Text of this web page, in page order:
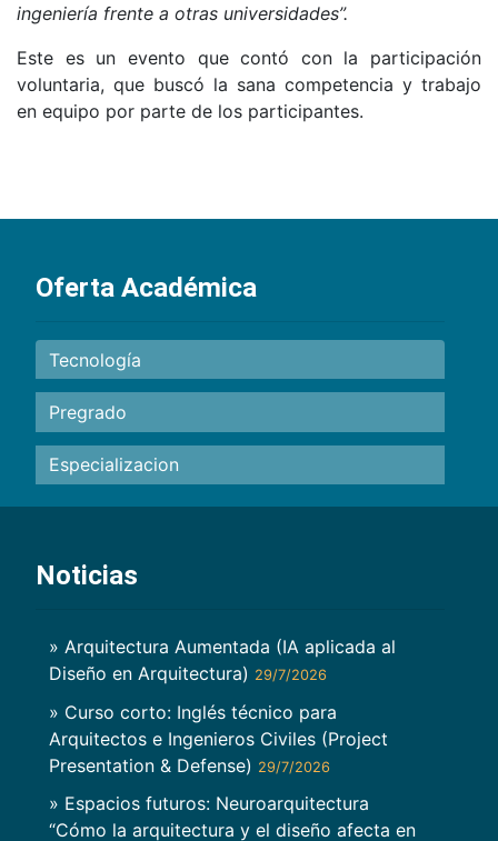
ingeniería frente a otras universidades”.
Este es un evento que contó con la participación
voluntaria, que buscó la sana competencia y trabajo
en equipo por parte de los participantes.
Oferta Académica
Tecnología
Pregrado
Especializacion
Noticias
» Arquitectura Aumentada (IA aplicada al
Diseño en Arquitectura) 29/7/2026
» Curso corto: Inglés técnico para
Arquitectos e Ingenieros Civiles (Project
Presentation & Defense) 29/7/2026
» Espacios futuros: Neuroarquitectura
“Cómo la arquitectura y el diseño afecta en